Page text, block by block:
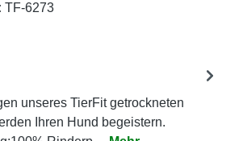
TF-6273
unseres TierFit getrockneten
Ihren Hund begeistern.